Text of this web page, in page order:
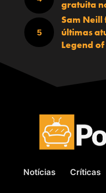
gratuita
Sam Neill
últimas
Legend
Notícias Críticas